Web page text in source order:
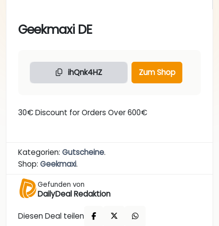
Geekmaxi DE
ihQnk4HZ Zum Shop
30€ Discount for Orders Over 600€
Kategorien: Gutscheine.
Shop: Geekmaxi.
Gefunden von
DailyDeal Redaktion
Diesen Deal teilen